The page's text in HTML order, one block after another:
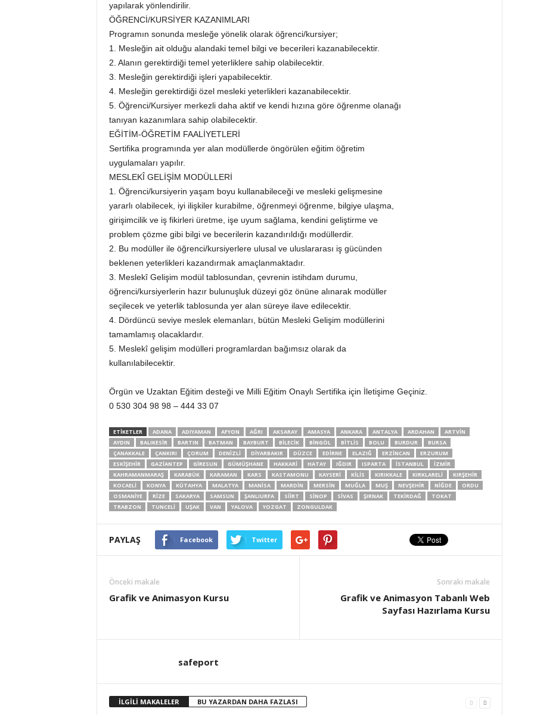
yapılarak yönlendirilir.
ÖĞRENCİ/KURSİYER KAZANIMLARI
Programın sonunda mesleğe yönelik olarak öğrenci/kursiyer;
1. Mesleğin ait olduğu alandaki temel bilgi ve becerileri kazanabilecektir.
2. Alanın gerektirdiği temel yeterliklere sahip olabilecektir.
3. Mesleğin gerektirdiği işleri yapabilecektir.
4. Mesleğin gerektirdiği özel mesleki yeterlikleri kazanabilecektir.
5. Öğrenci/Kursiyer merkezli daha aktif ve kendi hızına göre öğrenme olanağı
tanıyan kazanımlara sahip olabilecektir.
EĞİTİM-ÖĞRETİM FAALİYETLERİ
Sertifika programında yer alan modüllerde öngörülen eğitim öğretim
uygulamaları yapılır.
MESLEKÎ GELİŞİM MODÜLLERİ
1. Öğrenci/kursiyerin yaşam boyu kullanabileceği ve mesleki gelişmesine
yararlı olabilecek, iyi ilişkiler kurabilme, öğrenmeyi öğrenme, bilgiye ulaşma,
girişimcilik ve iş fikirleri üretme, işe uyum sağlama, kendini geliştirme ve
problem çözme gibi bilgi ve becerilerin kazandırıldığı modüllerdir.
2. Bu modüller ile öğrenci/kursiyerlere ulusal ve uluslararası iş gücünden
beklenen yeterlikleri kazandırmak amaçlanmaktadır.
3. Meslekî Gelişim modül tablosundan, çevrenin istihdam durumu,
öğrenci/kursiyerlerin hazır bulunuşluk düzeyi göz önüne alınarak modüller
seçilecek ve yeterlik tablosunda yer alan süreye ilave edilecektir.
4. Dördüncü seviye meslek elemanları, bütün Mesleki Gelişim modüllerini
tamamlamış olacaklardır.
5. Meslekî gelişim modülleri programlardan bağımsız olarak da
kullanılabilecektir.
Örgün ve Uzaktan Eğitim desteği ve Milli Eğitim Onaylı Sertifika için İletişime Geçiniz.
0 530 304 98 98 – 444 33 07
ETİKETLER ADANA ADIYAMAN AFYON AĞRI AKSARAY AMASYA ANKARA ANTALYA ARDAHAN
ARTVIN
AYDIN
BALIKESIR BARTIN BATMAN BAYBURT BILECIK BINGÖL BITLIS BOLU BURDUR
BURSA
ÇANAKKALE
ÇANKIRI ÇORUM DENIZLI DIYARBAKIR DÜZCE EDIRNE ELAZIĞ ERZINCAN
ERZURUM
ESKIŞEHIR
GAZIANTEP GIRESUN GÜMÜŞHANE HAKKARI HATAY IĞDIR ISPARTA İSTANBUL
İZMIR
KAHRAMANMARAŞ
KARABÜK KARAMAN KARS KASTAMONU KAYSERI KILIS KIRIKKALE KIRKLARELI
KIRŞEHIR
KOCAELI
KONYA KÜTAHYA MALATYA MANISA MARDIN MERSIN MUĞLA MUŞ NEVŞEHIR NIĞDE
ORDU
OSMANIYE
RIZE SAKARYA SAMSUN ŞANLIURFA SIIRT SINOP SIVAS ŞIRNAK TEKIRDAĞ
TOKAT
TRABZON
TUNCELI UŞAK VAN YALOVA YOZGAT ZONGULDAK
PAYLAŞ Facebook Twitter
Önceki makale
Grafik ve Animasyon Kursu
Sonraki makale
Grafik ve Animasyon Tabanlı Web
Sayfası Hazırlama Kursu
safeport
İLGİLİ MAKALELER BU YAZARDAN DAHA FAZLASI